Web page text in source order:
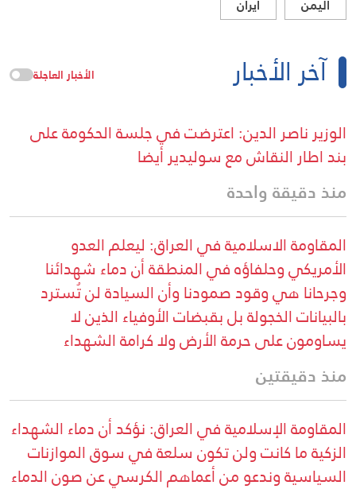
اليمن ايران
آخر الأخبار الأخبار العاجلة
الوزير ناصر الدين: اعترضت في جلسة الحكومة على
بند اطار النقاش مع سوليدير أيضا
منذ دقيقة واحدة
المقاومة الاسلامية في العراق: ليعلم العدو
الأمريكي وحلفاؤه في المنطقة أن دماء شهدائنا
وجرحانا هي وقود صمودنا وأن السيادة لن تُسترد
بالبيانات الخجولة بل بقبضات الأوفياء الذين لا
يساومون على حرمة الأرض ولا كرامة الشهداء
منذ دقيقتين
المقاومة الإسلامية في العراق: نؤكد أن دماء الشهداء
الزكية ما كانت ولن تكون سلعة في سوق الموازنات
السياسية وندعو من أعماهم الكرسي عن صون الدماء